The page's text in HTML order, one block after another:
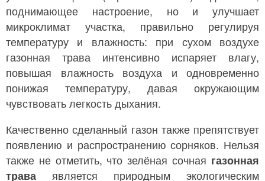
поднимающее настроение, но и улучшает
микроклимат участка, правильно регулируя
температуру и влажность: при сухом воздухе
газонная трава интенсивно испаряет влагу,
повышая влажность воздуха и одновременно
понижая температуру, давая окружающим
чувствовать легкость дыхания.
Качественно сделанный газон также препятствует
появлению и распространению сорняков. Нельзя
также не отметить, что зелёная сочная газонная
трава является природным экологическим